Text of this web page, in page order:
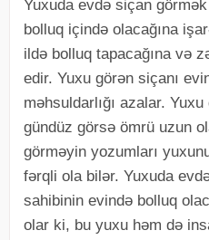
Yuxuda evdə siçan
bolluq içində olacağına
ildə bolluq tapacağına və
edir. Yuxu görən siçanı
məhsuldarlığı azalar.
gündüz görsə ömrü uzun
görməyin yozumları
fərqli ola bilər. Yuxuda
sahibinin evində bolluq
olar ki, bu yuxu həm də